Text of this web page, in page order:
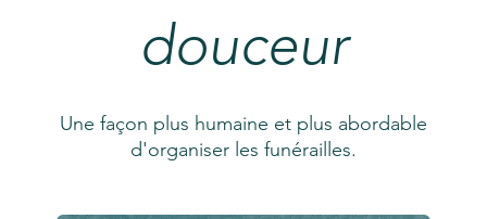
douceur
Une façon plus humaine et plus abordable
d'organiser les funérailles.